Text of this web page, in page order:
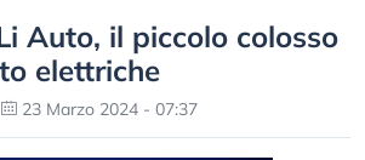
Auto, il piccolo colosso
elettriche
23 Marzo 2024 - 07:37